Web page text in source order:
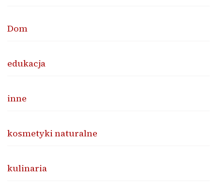
Dom
edukacja
inne
kosmetyki naturalne
kulinaria